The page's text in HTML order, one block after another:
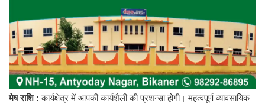
मेष राशि : कार्यक्षेत्र में आपकी कार्यशैली की प्रशन्सा होगी। महत्वपूर्ण व्यावसायिक